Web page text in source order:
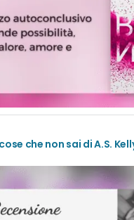
che non sai di A.S.